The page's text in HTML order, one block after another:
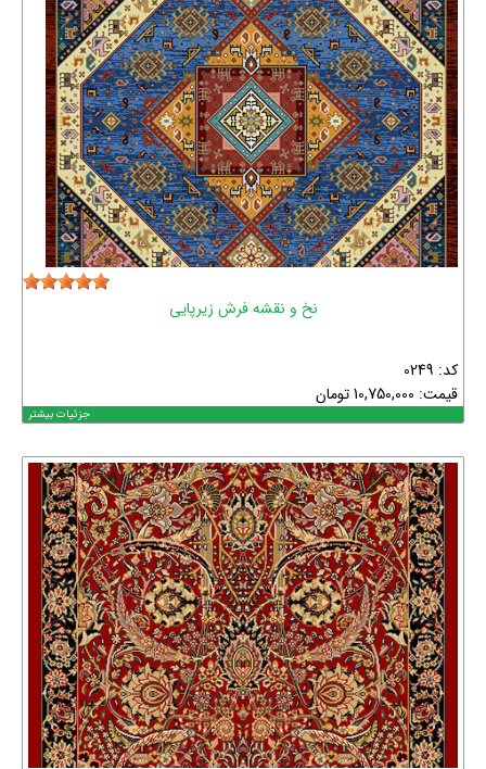
نخ و نقشه فرش زیرپایی
کد: 0249
قیمت: 10,750,000تومان
جزئیات بیشتر